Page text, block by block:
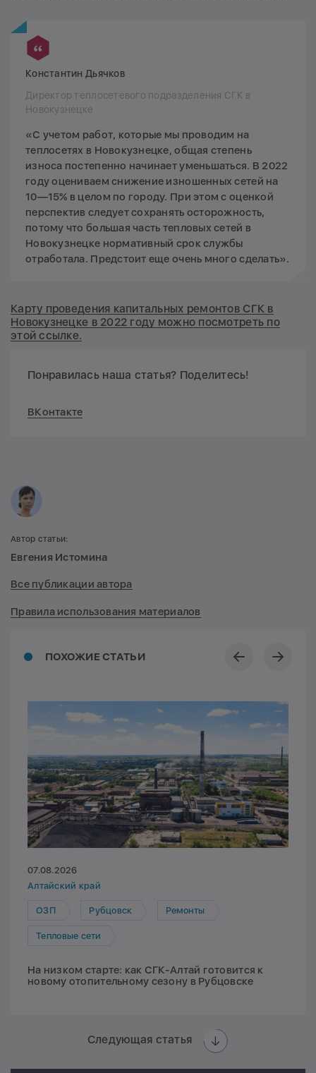
Константин Дьячков
Директор теплосетевого подразделения СГК в
Новокузнецке
«С учетом работ, которые мы проводим на
теплосетях в Новокузнецке, общая степень
износа постепенно начинает уменьшаться. В 2022
году оцениваем снижение изношенных сетей на
10—15% в целом по городу. При этом с оценкой
перспектив следует сохранять осторожность,
потому что большая часть тепловых сетей в
Новокузнецке нормативный срок службы
отработала. Предстоит еще очень много сделать».
Карту проведения капитальных ремонтов СГК в
Новокузнецке в 2022 году можно посмотреть по
этой ссылке.
Понравилась наша статья? Поделитесь!
ВКонтакте
ПОХОЖИЕ СТАТЬИ
07.08.2026
Алтайский край
ОЗП Рубцовск Ремонты
Тепловые сети
На низком старте: как СГК-Алтай готовится к
новому отопительному сезону в Рубцовске
Следующая статья
Автор статьи:
Евгения Истомина
Все публикации автора
Правила использования материалов